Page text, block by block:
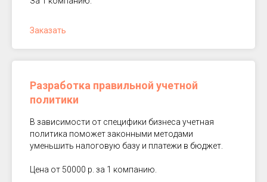
Заказать
Разработка правильной учетной
политики
В зависимости от специфики бизнеса учетная
политика поможет законными методами
уменьшить налоговую базу и платежи в бюджет.
Цена от 50000 р. за 1 компанию.